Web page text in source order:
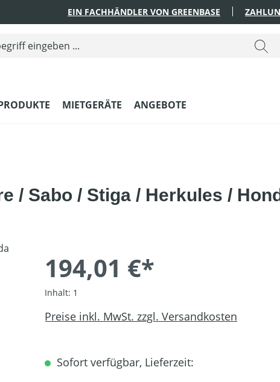
EIN FACHHÄNDLER VON GREENBASE
MIETGERÄTE ANGEBOTE
/ Sabo / Stiga / Herkules /
194,01 €*
Inhalt: 1
Preise inkl. MwSt. zzgl. Versandkosten
Sofort verfügbar, Lieferzeit: